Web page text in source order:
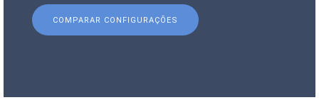
COMPARAR CONFIGURAÇÕES